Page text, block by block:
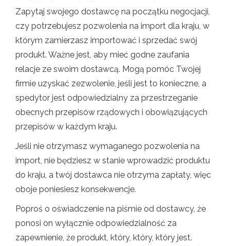
Zapytaj swojego dostawcę na początku negocjacji,
czy potrzebujesz pozwolenia na import dla kraju, w
którym zamierzasz importować i sprzedać swój
produkt. Ważne jest, aby mieć godne zaufania
relacje ze swoim dostawcą. Mogą pomóc Twojej
firmie uzyskać zezwolenie, jeśli jest to konieczne, a
spedytor jest odpowiedzialny za przestrzeganie
obecnych przepisów rządowych i obowiązujących
przepisów w każdym kraju.
Jeśli nie otrzymasz wymaganego pozwolenia na
import, nie będziesz w stanie wprowadzić produktu
do kraju, a twój dostawca nie otrzyma zapłaty, więc
oboje poniesiesz konsekwencje.
Poproś o oświadczenie na piśmie od dostawcy, że
ponosi on wyłącznie odpowiedzialność za
zapewnienie, że produkt, który, który, który jest.